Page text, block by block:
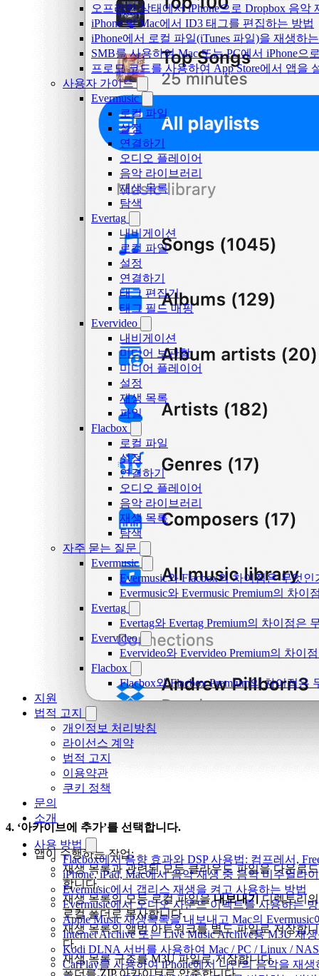
오프라인 상태에서 iPhone으로 Dropbox 음악
iPhone 및 Mac에서 ID3 태그를 편집하는 방법
iPhone에서 로컬 파일(iTunes 파일)을 재생하
SMB를 사용하여 Mac 또는 PC에서 iPhone으
프로모 코드를 사용하여 App Store에서 앱을
사용자 가이드
Evermusic
로컬 파일
설정
연결하기
오디오 플레이어
음악 라이브러리
재생 목록
탐색
Evertag
내비게이션
로컬 파일
설정
연결하기
태그 편집기
태그 필드 매핑
Evervideo
내비게이션
미디어 보관함
미디어 플레이어
설정
재생 목록
파일
Flacbox
로컬 파일
설정
연결하기
오디오 플레이어
음악 라이브러리
재생 목록
탐색
자주 묻는 질문
Evermusic
Evermusic와 Flacbox의 차이점은 무엇인
Evermusic와 Evermusic Premium의 차이
Evertag
Evertag와 Evertag Premium의 차이점은
Evervideo
Evervideo와 Evervideo Premium의 차이
Flacbox
Flacbox와 Flacbox Premium의 차이점은
지원
법적 고지
개인정보 처리방침
라이선스 계약
법적 고지
이용약관
쿠키 정책
문의
소개
사용 방법
Flacbox에서 음향 효과와 DSP 사용법: 컴프레서,
iPhone, iPad, Mac에서 음악 재생 중 음악 비주얼라
Evermusic에서 갭리스 재생을 켜고 사용하는 방법
Evermusic에서 오디오 사운드 이펙트를 사용하는
Apple Music 재생목록을 내보내고 Mac의
Internet Archive 또는 Live Music Archive용 M3U 재
Kodi DLNA 서버를 사용하여 Mac / PC / Linux /
CarPlay를 사용하여 iPhone에서 나만의 음악을 재
4. ‘아카이브에 추가’를 선택합니다.
앱이 수행하는 작업:
재생 목록과 관련된 모든 클라우드 파일을 다운로드
합니다.
재생 목록의 모든 로컬 파일을내보내기디렉토리의
로컬 폴더로 복사합니다.
재생 목록의 앨범 아트워크를 별도 파일로 저장합니
다.
재생 목록 구조를 M3U 파일로 저장합니다.